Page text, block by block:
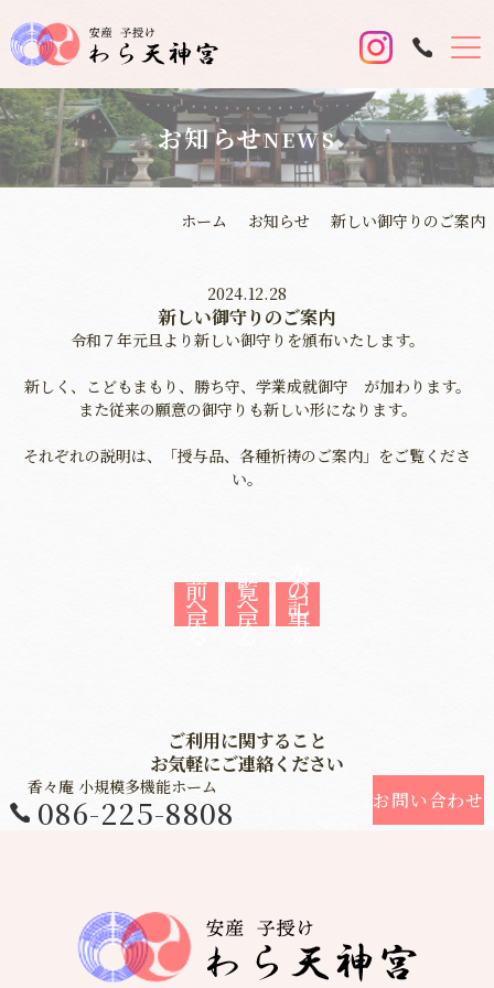
お知らせNEWS
ホーム お知らせ 新しい御守りのご案内
2024.12.28
新しい御守りのご案内
令和７年元旦より新しい御守りを頒布いたします。
新しく、こどもまもり、勝ち守、学業成就御守 が加わります。
また従来の願意の御守りも新しい形になります。
それぞれの説明は、「授与品、各種祈祷のご案内」をご覧くださ
い。
«
前
へ
戻
る
一
覧
へ
戻
る
次
の
記
事
»
ご利用に関すること
お気軽にご連絡ください
香々庵 小規模多機能ホーム
086-225-8808 お問い合わせ